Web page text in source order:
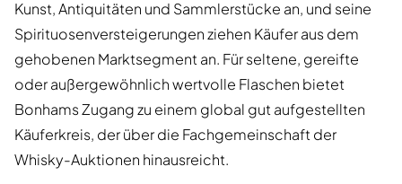
Kunst, Antiquitäten und Sammlerstücke an, und seine
Spirituosenversteigerungen ziehen Käufer aus dem
gehobenen Marktsegment an. Für seltene, gereifte
oder außergewöhnlich wertvolle Flaschen bietet
Bonhams Zugang zu einem global gut aufgestellten
Käuferkreis, der über die Fachgemeinschaft der
Whisky-Auktionen hinausreicht.